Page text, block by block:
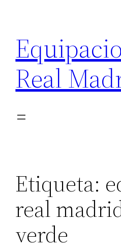
contenido
Real
Etiqueta:
real
verde